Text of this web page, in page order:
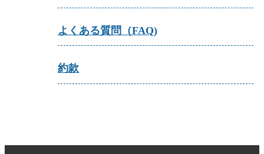
よくある質問（FAQ)
約款